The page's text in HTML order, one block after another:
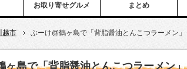
お取り寄せグルメ まとめ
越市 ぶーけ@鶴ヶ島で「背脂醤油とんこつラーメン」
ヶ島で「背脂醤油とんこつラーメン」